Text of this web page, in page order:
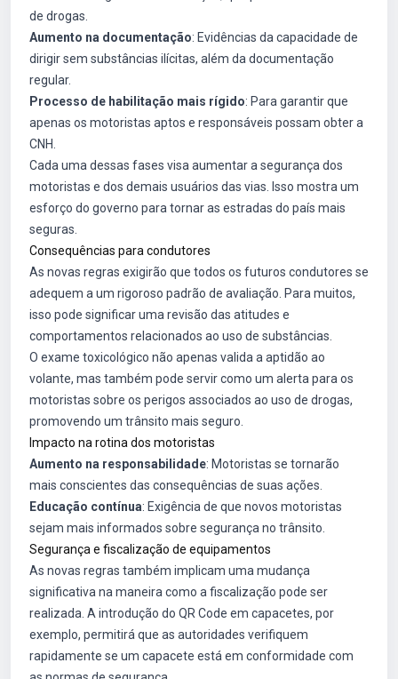
de drogas.
Aumento na documentação: Evidências da capacidade de
dirigir sem substâncias ilícitas, além da documentação
regular.
Processo de habilitação mais rígido: Para garantir que
apenas os motoristas aptos e responsáveis possam obter a
CNH.
Cada uma dessas fases visa aumentar a segurança dos
motoristas e dos demais usuários das vias. Isso mostra um
esforço do governo para tornar as estradas do país mais
seguras.
Consequências para condutores
As novas regras exigirão que todos os futuros condutores se
adequem a um rigoroso padrão de avaliação. Para muitos,
isso pode significar uma revisão das atitudes e
comportamentos relacionados ao uso de substâncias.
O exame toxicológico não apenas valida a aptidão ao
volante, mas também pode servir como um alerta para os
motoristas sobre os perigos associados ao uso de drogas,
promovendo um trânsito mais seguro.
Impacto na rotina dos motoristas
Aumento na responsabilidade: Motoristas se tornarão
mais conscientes das consequências de suas ações.
Educação contínua: Exigência de que novos motoristas
sejam mais informados sobre segurança no trânsito.
Segurança e fiscalização de equipamentos
As novas regras também implicam uma mudança
significativa na maneira como a fiscalização pode ser
realizada. A introdução do QR Code em capacetes, por
exemplo, permitirá que as autoridades verifiquem
rapidamente se um capacete está em conformidade com